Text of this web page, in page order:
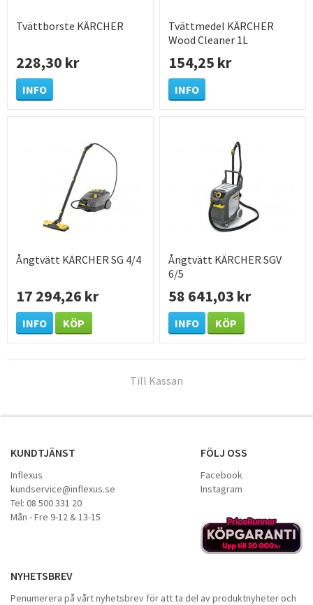
Tvättborste KÄRCHER
228,30 kr
INFO
Tvättmedel KÄRCHER
Wood Cleaner 1L
154,25 kr
INFO
Ångtvätt KÄRCHER SG 4/4
17 294,26 kr
INFO KÖP
Ångtvätt KÄRCHER SGV
6/5
58 641,03 kr
INFO KÖP
Till Kassan
KUNDTJÄNST
Inflexus
kundservice@inflexus.se
Tel: 08 500 331 20
Mån - Fre 9-12 & 13-15
FÖLJ OSS
Facebook
Instagram
NYHETSBREV
Penumerera på vårt nyhetsbrev för att ta del av produktnyheter och